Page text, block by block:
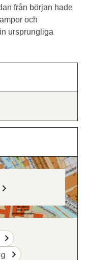
från början hade
och
ursprungliga